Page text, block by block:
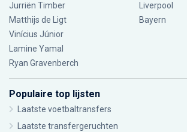
Jurriën Timber
Matthijs de Ligt
Vinícius Júnior
Lamine Yamal
Ryan Gravenberch
Liverpool
Bayern
Populaire top lijsten
Laatste voetbaltransfers
Laatste transfergeruchten